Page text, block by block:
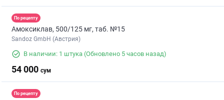
По рецепту
Амоксиклав, 500/125 мг, таб. №15
Sandoz GmbH (Австрия)
В наличии: 1 штука (Обновлено 5 часов назад)
54 000 сум
По рецепту